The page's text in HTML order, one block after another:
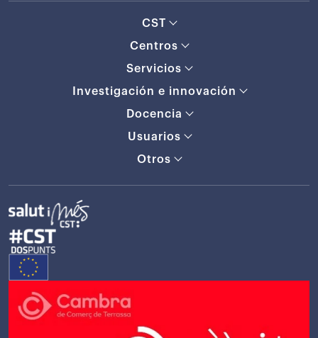
CST
Centros
Servicios
Investigación e innovación
Docencia
Usuarios
Otros